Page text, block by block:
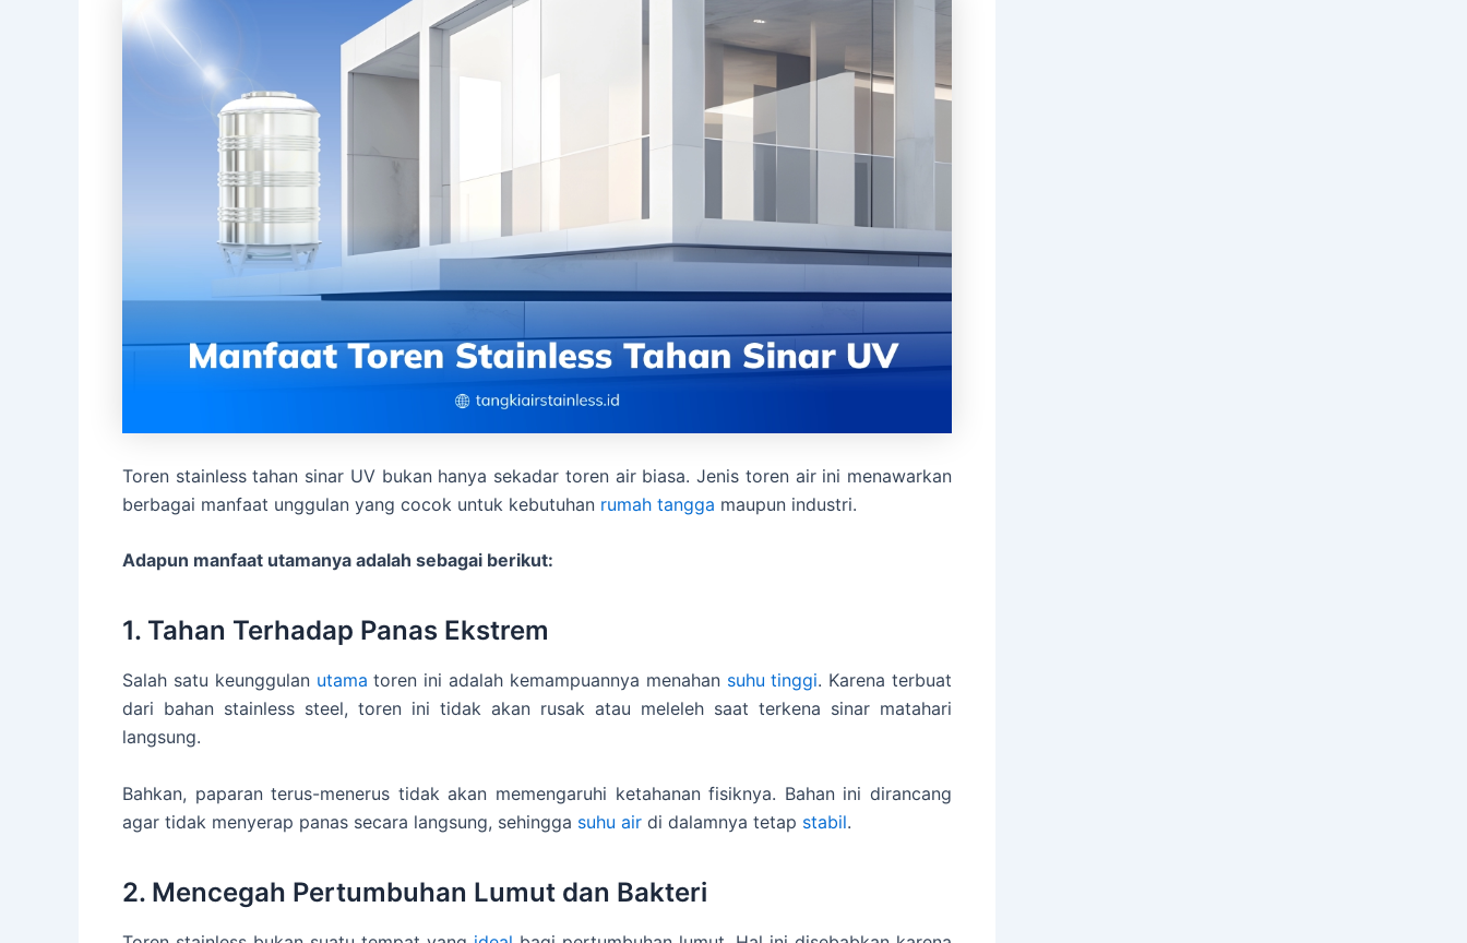
Toren stainless tahan sinar UV bukan hanya sekadar toren air biasa. Jenis toren air ini menawarkan
berbagai manfaat unggulan yang cocok untuk kebutuhan rumah tangga maupun industri.
Adapun manfaat utamanya adalah sebagai berikut:
1. Tahan Terhadap Panas Ekstrem
Salah satu keunggulan utama toren ini adalah kemampuannya menahan suhu tinggi. Karena terbuat
dari bahan stainless steel, toren ini tidak akan rusak atau meleleh saat terkena sinar matahari
langsung.
Bahkan, paparan terus-menerus tidak akan memengaruhi ketahanan fisiknya. Bahan ini dirancang
agar tidak menyerap panas secara langsung, sehingga suhu air di dalamnya tetap stabil.
2. Mencegah Pertumbuhan Lumut dan Bakteri